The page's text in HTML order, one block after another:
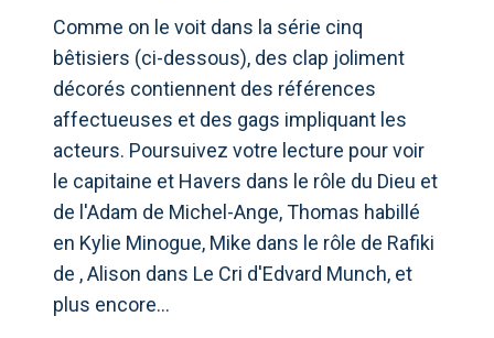
Comme on le voit dans la série cinq
bêtisiers (ci-dessous), des clap joliment
décorés contiennent des références
affectueuses et des gags impliquant les
acteurs. Poursuivez votre lecture pour voir
le capitaine et Havers dans le rôle du Dieu et
de l'Adam de Michel-Ange, Thomas habillé
en Kylie Minogue, Mike dans le rôle de Rafiki
de , Alison dans Le Cri d'Edvard Munch, et
plus encore…